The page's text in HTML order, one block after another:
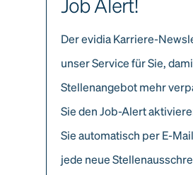
Der evidia Karriere-
unser Service für Sie,
Stellenangebot mehr
Sie den Job-Alert
Sie automatisch per E-
jede neue